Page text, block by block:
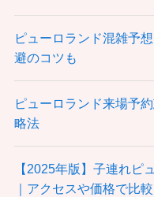
ピューロランド混雑予
避のコツも
ピューロランド来場予
略法
【2025年版】子連れピ
｜アクセスや価格で比較